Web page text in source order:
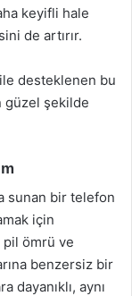
keyifli hale
de artırır.
desteklenen bu
güzel şekilde
sunan bir telefon
için
pil ömrü ve
benzersiz bir
dayanıklı, aynı